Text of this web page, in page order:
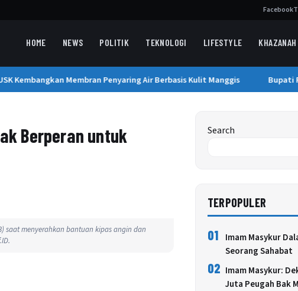
Facebook
HOME NEWS POLITIK TEKNOLOGI LIFESTYLE KHAZANAH
Kembangkan Membran Penyaring Air Berbasis Kulit Manggis Bupati
Berperan untuk
saat menyerahkan bantuan kipas angin dan
Search
TERPOPULER
01
Imam Masykur
Seorang Sahabat
02 Imam Masykur:
Juta Peugah Bak